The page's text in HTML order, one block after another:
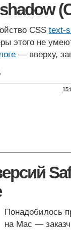
CSS text-
этого не
— вверху,
Понадобилось
на Mac —